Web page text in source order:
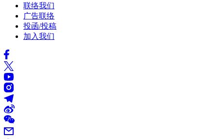
联络我们
广告联络
投函/投稿
加入我们